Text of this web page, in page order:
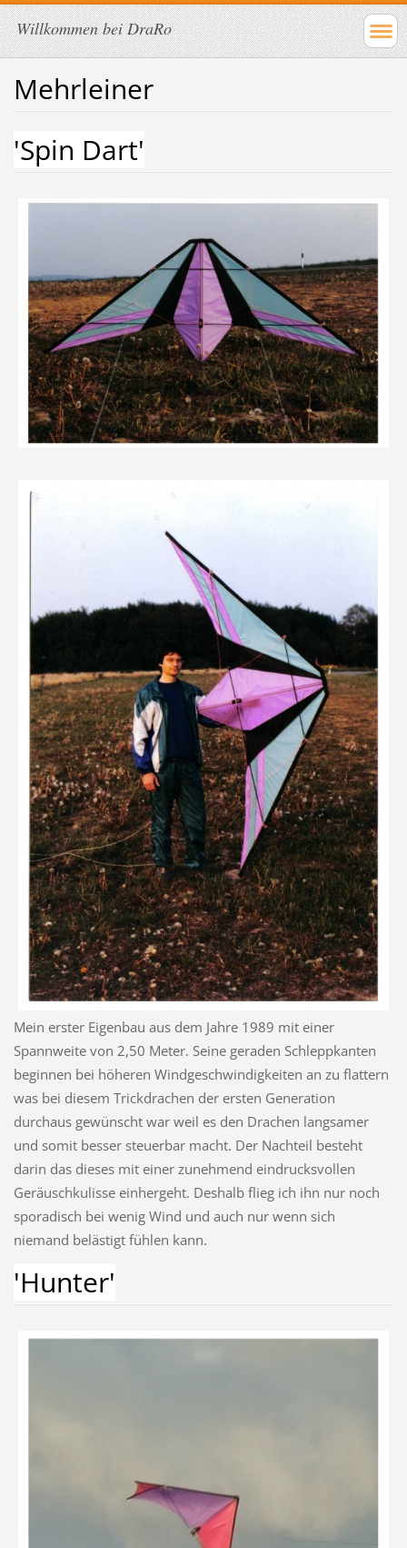
Willkommen bei DraRo
Mehrleiner
'Spin Dart'
Mein erster Eigenbau aus dem Jahre 1989 mit einer
Spannweite von 2,50 Meter. Seine geraden Schleppkanten
beginnen bei höheren Windgeschwindigkeiten an zu flattern
was bei diesem Trickdrachen der ersten Generation
durchaus gewünscht war weil es den Drachen langsamer
und somit besser steuerbar macht. Der Nachteil besteht
darin das dieses mit einer zunehmend eindrucksvollen
Geräuschkulisse einhergeht. Deshalb flieg ich ihn nur noch
sporadisch bei wenig Wind und auch nur wenn sich
niemand belästigt fühlen kann.
'Hunter'